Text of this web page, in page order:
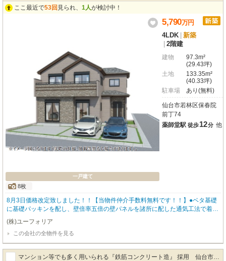
ここ最近で53回 見られ、 1人が検討中！
一戸建て
8枚
5,790万円
4LDK 新築
2階建
建物
97.3m²
(29.43坪)
土地
133.35m²
(40.33坪)
駐車場
あり(無料)
仙台市若林区保春院
前丁74
薬師堂駅 徒歩12分 他
8月3日価格改定致しました！！【当物件仲介手数料無料です！！】●ベタ基礎
に基礎パッキンを配し、壁倍率五倍の壁パネルを諸所に配した通気工法で着工
あら完成まで第三者機関による計四回の検査を通過した物件のみ引き渡してい
る為地震に強い家です。●設計住宅性能評価書あり、建設住宅性能評価書あ
り、長期優良住宅（耐震、省エネ性等高い）、フラット35適合証明書あり。
(株)ユーフォリア
この会社の全物件を見る
マンション等でも多く用いられる『鉄筋コンクリート造』 採用 仙台市若